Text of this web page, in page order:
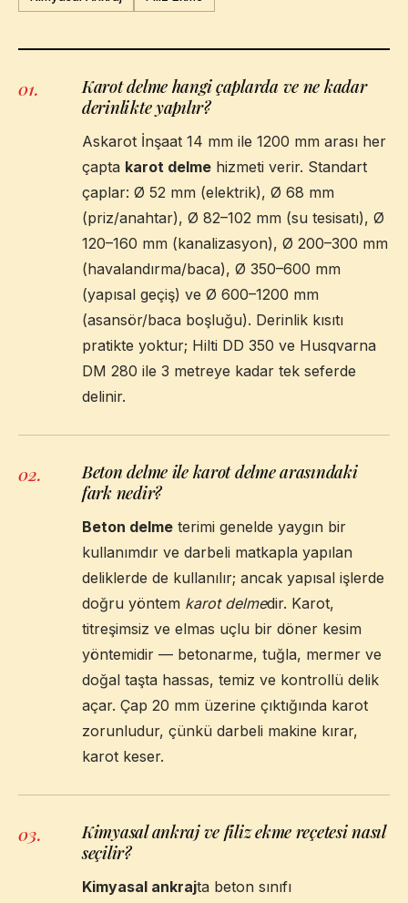
01.
Karot delme hangi çaplarda ve ne kadar
derinlikte yapılır?
Askarot İnşaat 14 mm ile 1200 mm arası her
çapta karot delme hizmeti verir. Standart
çaplar: Ø 52 mm (elektrik), Ø 68 mm
(priz/anahtar), Ø 82–102 mm (su tesisatı), Ø
120–160 mm (kanalizasyon), Ø 200–300 mm
(havalandırma/baca), Ø 350–600 mm
(yapısal geçiş) ve Ø 600–1200 mm
(asansör/baca boşluğu). Derinlik kısıtı
pratikte yoktur; Hilti DD 350 ve Husqvarna
DM 280 ile 3 metreye kadar tek seferde
delinir.
02.
Beton delme ile karot delme arasındaki
fark nedir?
Beton delme terimi genelde yaygın bir
kullanımdır ve darbeli matkapla yapılan
deliklerde de kullanılır; ancak yapısal işlerde
doğru yöntem karot delmedir. Karot,
titreşimsiz ve elmas uçlu bir döner kesim
yöntemidir — betonarme, tuğla, mermer ve
doğal taşta hassas, temiz ve kontrollü delik
açar. Çap 20 mm üzerine çıktığında karot
zorunludur, çünkü darbeli makine kırar,
karot keser.
03.
Kimyasal ankraj ve filiz ekme reçetesi nasıl
seçilir?
Kimyasal ankrajta beton sınıfı